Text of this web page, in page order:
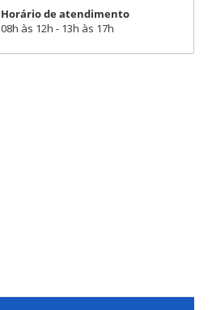
Horário de atendimento
08h às 12h - 13h às 17h